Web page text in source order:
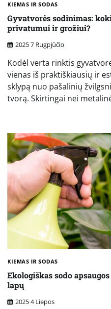
KIEMAS IR SODAS
Gyvatvorės sodinimas:
privatumui ir grožiui?
2025 7 Rugpjūčio
Kodėl verta rinktis
vienas iš praktiškiausių ir
sklypą nuo pašalinių
tvorą. Skirtingai nei
KIEMAS IR SODAS
Ekologiškas sodo
lapų
2025 4 Liepos